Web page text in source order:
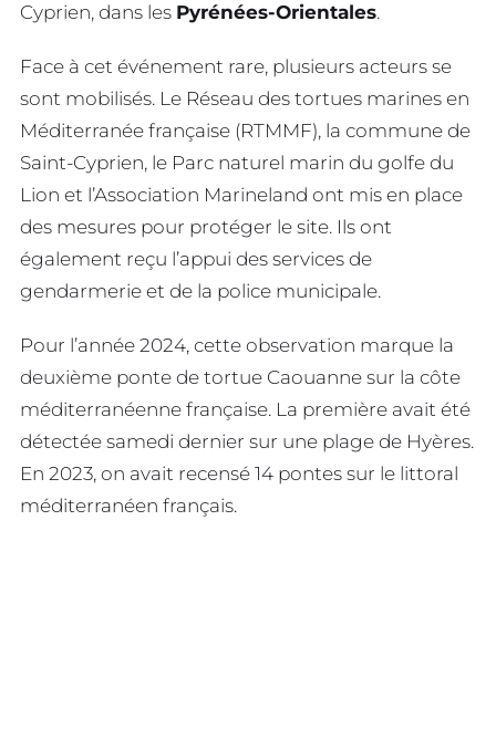
Cyprien, dans les Pyrénées-Orientales.
Face à cet événement rare, plusieurs acteurs se
sont mobilisés. Le Réseau des tortues marines en
Méditerranée française (RTMMF), la commune de
Saint-Cyprien, le Parc naturel marin du golfe du
Lion et l’Association Marineland ont mis en place
des mesures pour protéger le site. Ils ont
également reçu l’appui des services de
gendarmerie et de la police municipale.
Pour l’année 2024, cette observation marque la
deuxième ponte de tortue Caouanne sur la côte
méditerranéenne française. La première avait été
détectée samedi dernier sur une plage de Hyères.
En 2023, on avait recensé 14 pontes sur le littoral
méditerranéen français.